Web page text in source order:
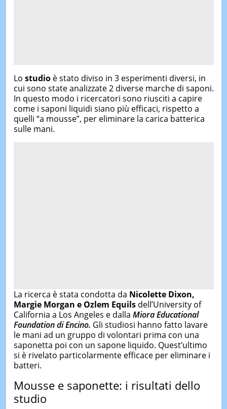
Lo studioè stato diviso in 3 esperimenti diversi, in
cui sono state analizzate 2 diverse marche di saponi.
In questo modo i ricercatori sono riusciti a capire
come i saponi liquidi siano più efficaci, rispetto a
quelli “a mousse”, per eliminare la carica batterica
sulle mani.
La ricerca è stata condotta da Nicolette Dixon,
Margie Morgan e Ozlem Equilsdell’University of
California a Los Angeles e dalla Miora Educational
Foundation di Encino. Gli studiosi hanno fatto lavare
le mani ad un gruppo di volontari prima con una
saponetta poi con un sapone liquido. Quest’ultimo
si è rivelato particolarmente efficace per eliminare i
batteri.
Mousse e saponette: i risultati dello
studio